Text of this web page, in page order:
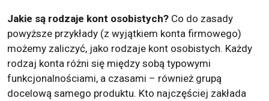
Jakie są rodzaje kont osobistych? Co do zasady
powyższe przykłady (z wyjątkiem konta firmowego)
możemy zaliczyć, jako rodzaje kont osobistych. Każdy
rodzaj konta różni się między sobą typowymi
funkcjonalnościami, a czasami – również grupą
docelową samego produktu. Kto najczęściej zakłada